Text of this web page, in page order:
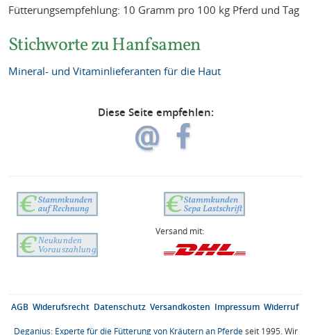
Fütterungsempfehlung: 10 Gramm pro 100 kg Pferd und Tag
Stichworte zu Hanfsamen
Mineral- und Vitaminlieferanten für die Haut
Diese Seite empfehlen:
Versand mit:
AGB Widerufsrecht Datenschutz Versandkosten Impressum Widerruf
Deganius: Experte für die Fütterung von Kräutern an Pferdeseit 1995. Wir